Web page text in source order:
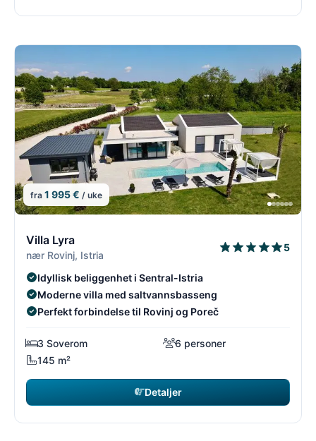
fra 1 995 € / uke
Villa Lyra
nær Rovinj, Istria
5
Idyllisk beliggenhet i Sentral-Istria
Moderne villa med saltvannsbasseng
Perfekt forbindelse til Rovinj og Poreč
3 Soverom
6 personer
145 m²
Detaljer